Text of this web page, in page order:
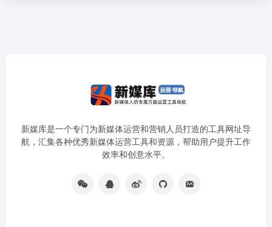
新媒库是一个专门为新媒体运营和营销人员打造的工具网址导
航，汇集各种优秀新媒体运营工具和资源，帮助用户提升工作
效率和创意水平。